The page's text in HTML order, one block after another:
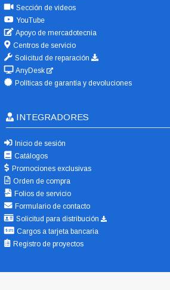
Sección de videos
YouTube
Apoyo de mercadotecnia
Centros de servicio
Solicitud de reparación
AnyDesk
Políticas de garantía y devoluciones
INTEGRADORES
Inicio de sesión
Catálogos
Promociones exclusivas
Orden de compra
Folios de servicio
Formulario de contacto
Solicitud para distribución
Cargos a tarjeta bancaria
Registro de proyectos